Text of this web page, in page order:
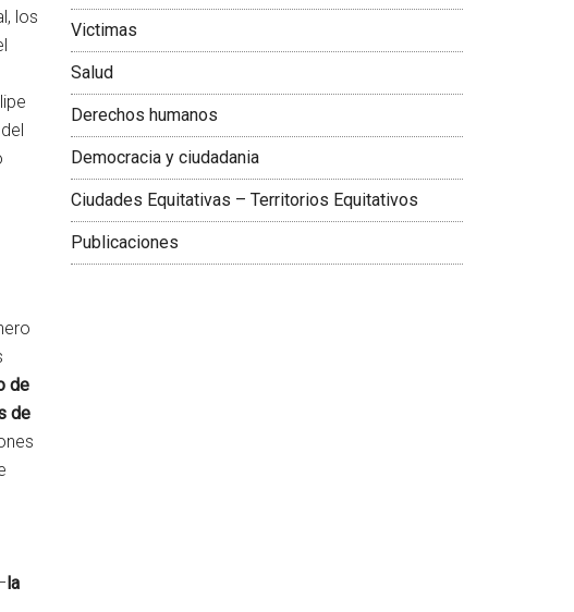
los
de
de
la
Victimas
Salud
Derechos humanos
Democracia y ciudadania
Ciudades Equitativas – Territorios Equitativos
Publicaciones